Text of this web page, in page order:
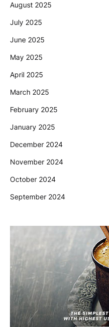
August 2025
July 2025
June 2025
May 2025
April 2025
March 2025
February 2025
January 2025
December 2024
November 2024
October 2024
September 2024